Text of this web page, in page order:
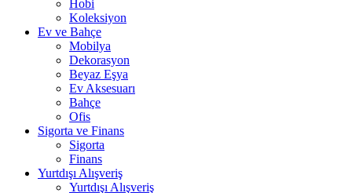
Hobi
Koleksiyon
Ev ve Bahçe
Mobilya
Dekorasyon
Beyaz Eşya
Ev Aksesuarı
Bahçe
Ofis
Sigorta ve Finans
Sigorta
Finans
Yurtdışı Alışveriş
Yurtdışı Alışveriş